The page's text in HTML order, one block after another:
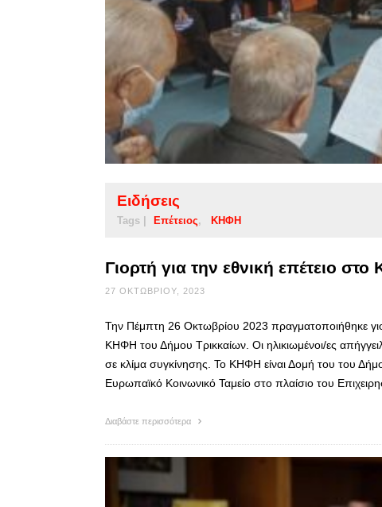
Ειδήσεις
Tags | Επέτειος ΚΗΦΗ
Γιορτή για την εθνική επέτειο
27 ΟΚΤΩΒΡΊΟΥ, 2023
Την Πέμπτη 26 Οκτωβρίου 2023 πραγματοποιήθηκε
ΚΗΦΗ του Δήμου Τρικκαίων. Οι ηλικιωμένοι/ες
σε κλίμα συγκίνησης. Το ΚΗΦΗ είναι Δομή του του
Ευρωπαϊκό Κοινωνικό Ταμείο στο πλαίσιο του
Διαβάστε περισσότερα